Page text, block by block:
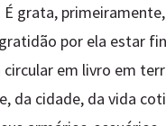
É grata,
por ela estar
em livro em
da cidade, da vida